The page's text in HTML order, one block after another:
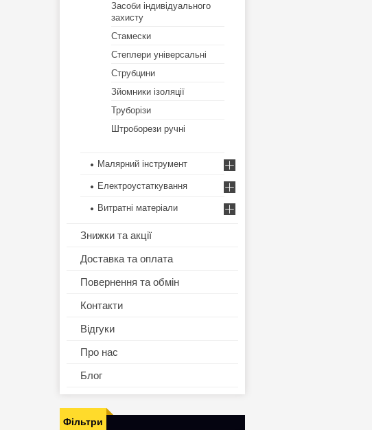
Засоби індивідуального
захисту
Стамески
Степлери універсальні
Струбцини
Зйомники ізоляції
Труборізи
Штроборези ручні
Малярний інструмент
Електроустаткування
Витратні матеріали
Знижки та акції
Доставка та оплата
Повернення та обмін
Контакти
Відгуки
Про нас
Блог
Фільтри